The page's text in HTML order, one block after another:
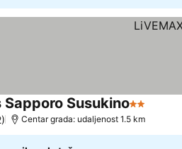
Susukino2 Zvezdice
Centar grada: udaljenost 1.5 km